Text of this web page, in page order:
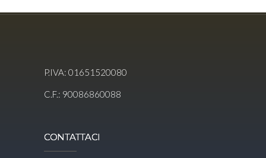
P.IVA: 01651520080
C.F.: 90086860088
CONTATTACI